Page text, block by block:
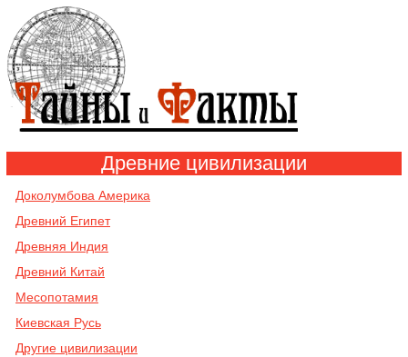
Древние цивилизации
Доколумбова Америка
Древний Египет
Древняя Индия
Древний Китай
Месопотамия
Киевская Русь
Другие цивилизации